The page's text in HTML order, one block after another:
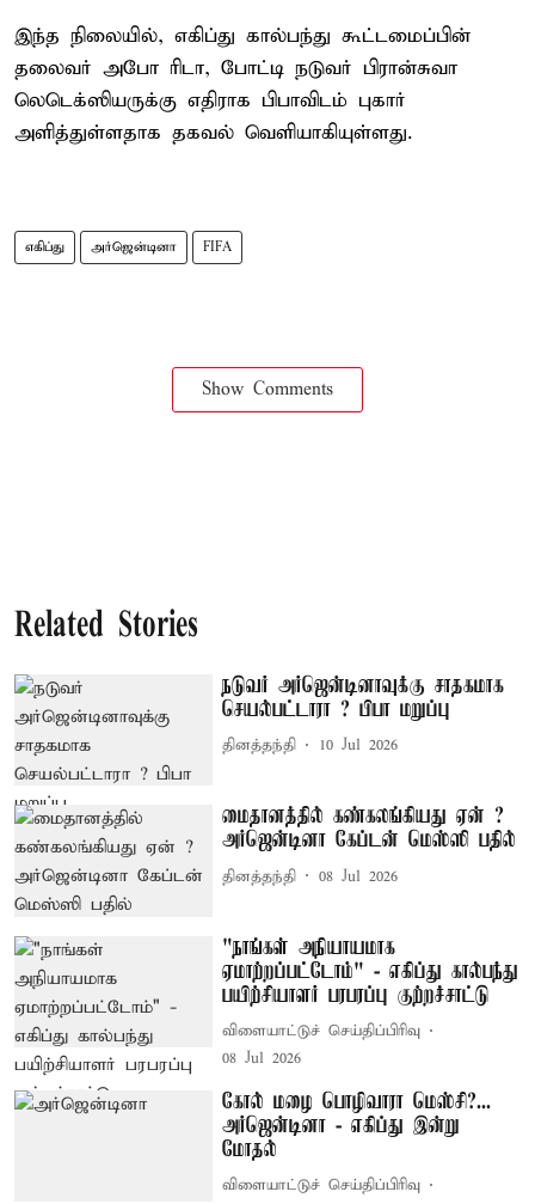
இந்த நிலையில், எகிப்து கால்பந்து கூட்டமைப்பின்
தலைவர் அபோ ரிடா, போட்டி நடுவர் பிரான்சுவா
லெடெக்ஸியருக்கு எதிராக பிபாவிடம் புகார்
அளித்துள்ளதாக தகவல் வெளியாகியுள்ளது.
எகிப்து அர்ஜென்டினா FIFA
Show Comments
Related Stories
நடுவர் அர்ஜென்டினாவுக்கு சாதகமாக
செயல்பட்டாரா ? பிபா மறுப்பு
தினத்தந்தி 10 Jul 2026
மைதானத்தில் கண்கலங்கியது ஏன் ?
அர்ஜென்டினா கேப்டன் மெஸ்ஸி பதில்
தினத்தந்தி 08 Jul 2026
"நாங்கள் அநியாயமாக
ஏமாற்றப்பட்டோம்" - எகிப்து கால்பந்து
பயிற்சியாளர் பரபரப்பு குற்றச்சாட்டு
விளையாட்டுச் செய்திப்பிரிவு
08 Jul 2026
கோல் மழை பொழிவாரா மெஸ்சி?...
அர்ஜென்டினா - எகிப்து இன்று
மோதல்
விளையாட்டுச் செய்திப்பிரிவு